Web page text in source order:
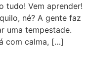
tudo! Vem aprender!
né? A gente faz
uma tempestade.
com calma, […]